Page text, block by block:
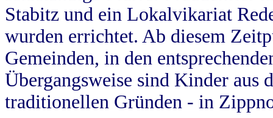
Stabitz und ein Lokalvikariat
wurden errichtet. Ab diesem
Gemeinden, in den
Übergangsweise sind Kinder aus
traditionellen Gründen - in